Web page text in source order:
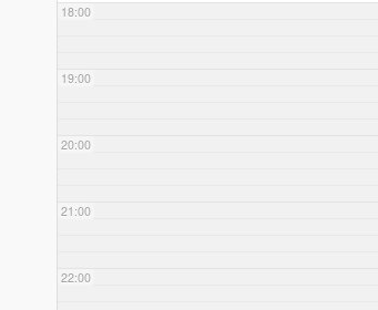
18:00
19:00
20:00
21:00
22:00